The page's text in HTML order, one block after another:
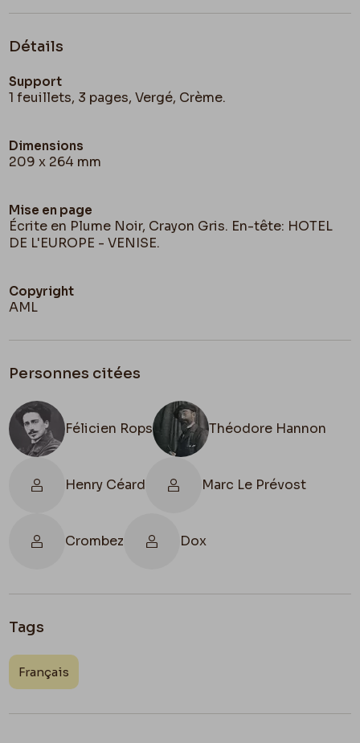
nourrit pour cent sous par jourtout compris. Je
passerai par
ou de l’autre.
Bonnes Amitiés à ta chère mère.
Pourquoi ne pas « lancer ton prospectus & écrire
novembre, c’est le vrai moment.
Détails
Support
1 feuillets, 3 pages, Vergé, Crème.
Dimensions
209 x 264 mm
Mise en page
Écrite en Plume Noir, Crayon Gris. En-tête: HOTEL
DE L'EUROPE - VENISE.
Copyright
AML
Personnes citées
Félicien Rops Théodore Hannon
Henry Céard Marc Le Prévost
Crombez Dox
Tags
Français